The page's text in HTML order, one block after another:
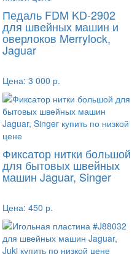
Педаль FDM KD-2902
для швейных машин и
оверлоков Merrylock,
Jaguar
Цена: 3 000 р.
Фиксатор нитки большой
для бытовых швейных
машин Jaguar, Singer
Цена: 450 р.